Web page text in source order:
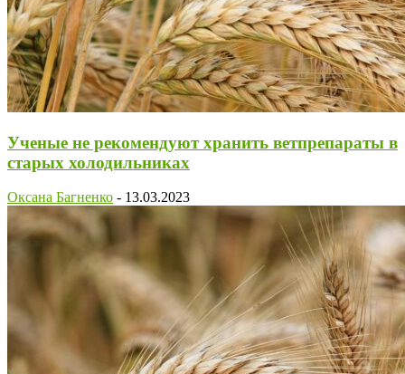
Ученые не рекомендуют хранить ветпрепараты в
старых холодильниках
Оксана Багненко - 13.03.2023